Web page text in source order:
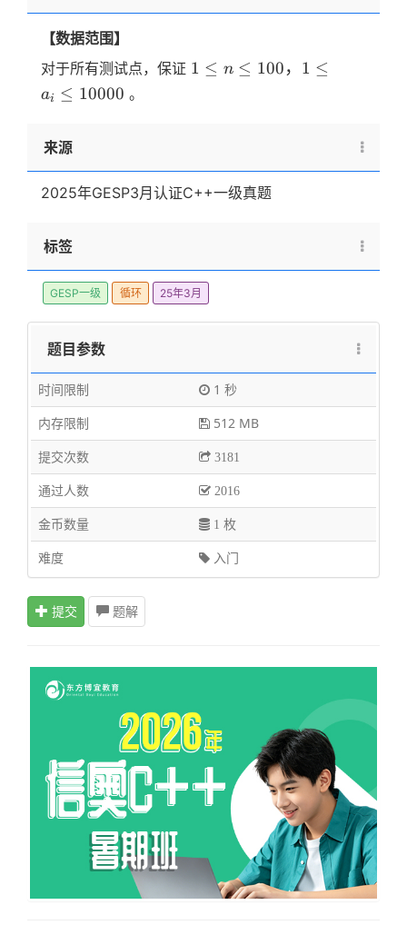
【数据范围】
对于所有测试点，保证 1 \le
\le
10000
1 ≤ n ≤ 100， 1 ≤
ai ≤ 10000 。
来源
2025年GESP3月认证C++一级真题
标签
GESP一级 循环 25年3月
题目参数
时间限制
1 秒
内存限制
512 MB
提交次数
3181
通过人数 2016
金币数量 1 枚
难度 入门
提交 题解